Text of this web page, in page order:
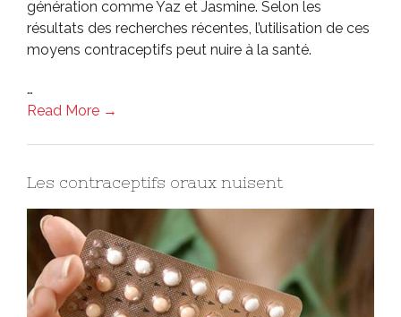
génération comme Yaz et Jasmine. Selon les
résultats des recherches récentes, l’utilisation de ces
moyens contraceptifs peut nuire à la santé.
…
Read More →
Les contraceptifs oraux nuisent